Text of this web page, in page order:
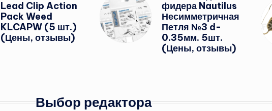
Lead Clip Action
Pack Weed
KLCAPW (5 шт.)
(Цены, отзывы)
фидера Nautilus
Несимметричная
Петля №3 d-
0.35мм. 5шт.
(Цены, отзывы)
Выбор редактора